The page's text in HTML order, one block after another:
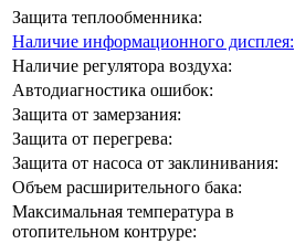
Защита теплообменника:
Наличие информационного дисплея:
Наличие регулятора воздуха:
Автодиагностика ошибок:
Защита от замерзания:
Защита от перегрева:
Защита от насоса от заклинивания:
Объем расширительного бака:
Максимальная температура в
отопительном контруре: